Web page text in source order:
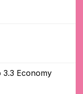
3.3 Economy